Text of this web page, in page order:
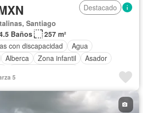
Destacado
Santiago
Baños
257 m²
con discapacidad
Agua
Alberca Zona infantil
Asador
integral
Gas natural
con closet
Seguridad
5